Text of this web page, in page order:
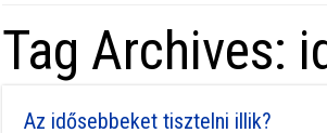
Tag Archives:
Az idősebbeket tisztelni illik?